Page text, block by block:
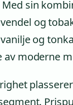
sin
og
og
moderne